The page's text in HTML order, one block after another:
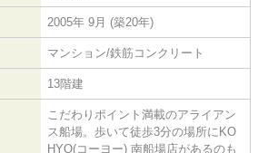
2005年 9月 (築20年)
マンション/鉄筋コンクリート
13階建
こだわりポイント満載のアライアン
ス船場。歩いて徒歩3分の場所にKO
HYO(コーヨー) 南船場店があるのも